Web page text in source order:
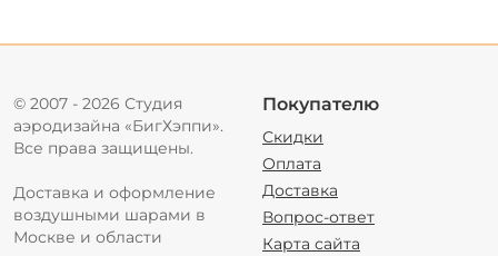
© 2007 - 2026 Студия
аэродизайна «БигХэппи».
Все права защищены.
Доставка и оформление
воздушными шарами в
Москве и области
Покупателю
Скидки
Оплата
Доставка
Вопрос-ответ
Карта сайта